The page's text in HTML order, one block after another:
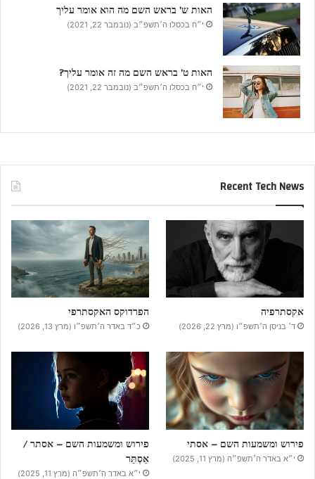
האות ש’ בראש השם מה הוא אומר עליך
י״ח בכסלו ה׳תשפ״ב (נובמבר 22, 2021)
האות ט’ בראש השם מה זה אומר עליך?
י״ח בכסלו ה׳תשפ״ב (נובמבר 22, 2021)
Recent Tech News
אקסתרפיה
ד׳ בניסן ה׳תשפ״ו (מרץ 22, 2026)
הפרדוקס האקסתרפי
כ״ד באדר ה׳תשפ״ו (מרץ 13, 2026)
פירוש ומשמעות השם – אסתי
י״א באדר ה׳תשפ״ה (מרץ 11, 2025)
פירוש ומשמעות השם – אסתר /
אֵסְתֵּר
י״א באדר ה׳תשפ״ה (מרץ 11, 2025)